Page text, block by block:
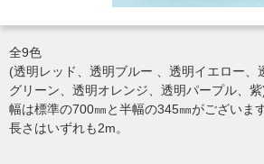
全9色
(透明レッド、透明ブルー 、透明イエロー、
グリーン、透明オレンジ、透明パープル、紫
幅は標準の700㎜と半幅の345㎜がございます
長さはいずれも2m。